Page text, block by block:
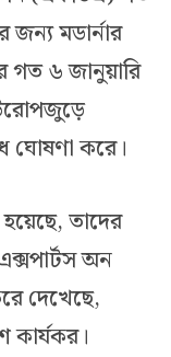
জন্য মডার্নার
গত ৬ জানুয়ারি
ঘোষণা করে।
হয়েছে, তাদের
অন
দেখেছে,
কার্যকর।